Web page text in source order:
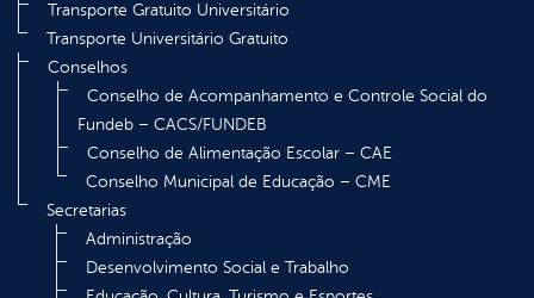
Transporte Gratuito Universitário
Transporte Universitário Gratuito
Conselhos
Conselho de Acompanhamento e Controle Social do
Fundeb – CACS/FUNDEB
Conselho de Alimentação Escolar – CAE
Conselho Municipal de Educação – CME
Secretarias
Administração
Desenvolvimento Social e Trabalho